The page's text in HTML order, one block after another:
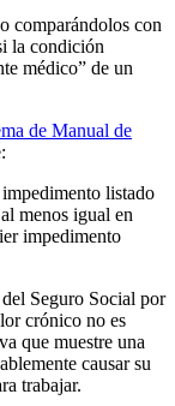
comparándolos con
la condición
médico” de un
de Manual de
listado
menos igual en
impedimento
Seguro Social por
crónico no es
que muestre una
causar su
trabajar.